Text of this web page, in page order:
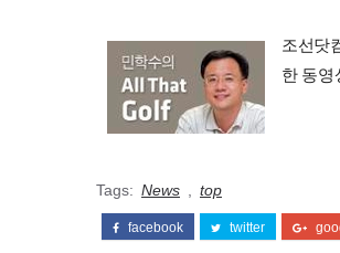
조선닷
한 동영
Tags: News top
facebook twitter